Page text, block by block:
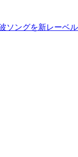
ソングを新レーベル